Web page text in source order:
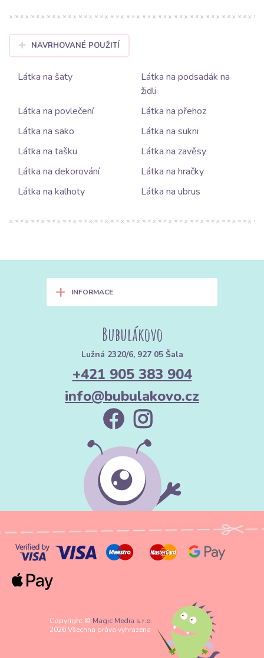
NAVRHOVANÉ POUŽITÍ
Látka na šaty
Látka na podsadák na
židli
Látka na povlečení
Látka na přehoz
Látka na sako
Látka na sukni
Látka na tašku
Látka na zavěsy
Látka na dekorování
Látka na hračky
Látka na kalhoty
Látka na ubrus
+ INFORMACE
Bubulákovo
Lužná 2320/6, 927 05 Šala
+421 905 383 904
info@bubulakovo.cz
Copyright © Magic Media s.r.o.
2026 Všechna práva vyhrazena